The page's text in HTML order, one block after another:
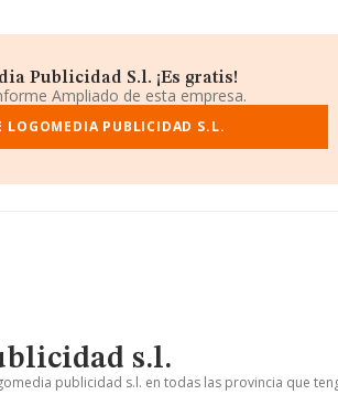
Publicidad S.l. ¡Es gratis!
Ampliado de esta empresa.
LOGOMEDIA PUBLICIDAD S.L.
s.l.
publicidad s.l. en todas las provincia que